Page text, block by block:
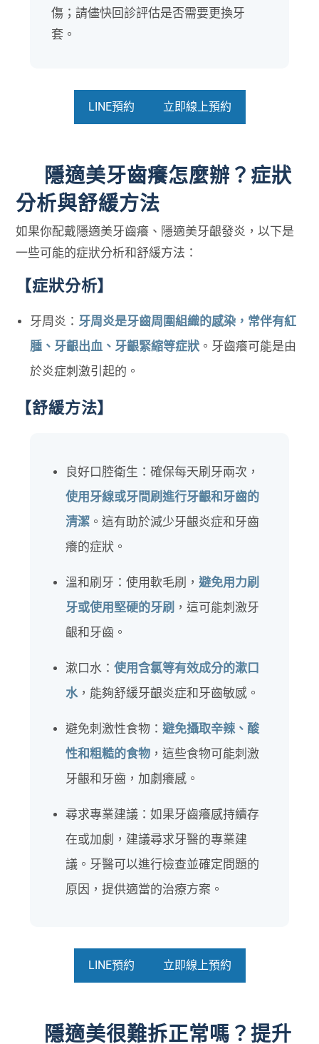
傷；請儘快回診評估是否需要更換牙
套。
LINE預約 立即線上預約
隱適美牙齒癢怎麼辦？症狀
分析與舒緩方法
如果你配戴隱適美牙齒癢、隱適美牙齦發炎，以下是
一些可能的症狀分析和舒緩方法：
【症狀分析】
牙周炎： 牙周炎是牙齒周圍組織的感染，常伴有紅
腫、牙齦出血、牙齦緊縮等症狀 。牙齒癢可能是由
於炎症刺激引起的。
【舒緩方法】
良好口腔衛生：確保每天刷牙兩次，
使用牙線或牙間刷進行牙齦和牙齒的
清潔 。這有助於減少牙齦炎症和牙齒
癢的症狀。
溫和刷牙：使用軟毛刷，避免用力刷
牙或使用堅硬的牙刷 ，這可能刺激牙
齦和牙齒。
漱口水：使用含氯等有效成分的漱口
水，能夠舒緩牙齦炎症和牙齒敏感。
避免刺激性食物：避免攝取辛辣、酸
性和粗糙的食物 ，這些食物可能刺激
牙齦和牙齒，加劇癢感。
尋求專業建議：如果牙齒癢感持續存
在或加劇，建議尋求牙醫的專業建
議。牙醫可以進行檢查並確定問題的
原因，提供適當的治療方案。
LINE預約 立即線上預約
隱適美很難拆正常嗎？提升